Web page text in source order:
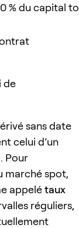
% du capital
de
sans date
celui d’un
Pour
marché spot,
appelétaux
réguliers,